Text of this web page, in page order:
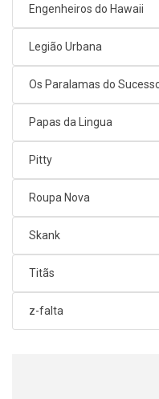
Engenheiros do Hawaii
Legião Urbana
Os Paralamas do
Papas da Lingua
Pitty
Roupa Nova
Skank
Titãs
z-falta